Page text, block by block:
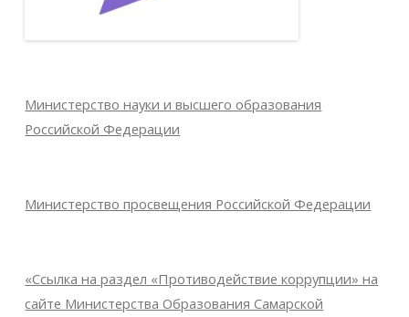
Министерство науки и высшего образования
Российской Федерации
Министерство просвещения Российской Федерации
«Ссылка на раздел «Противодействие коррупции» на
сайте Министерства Образования Самарской